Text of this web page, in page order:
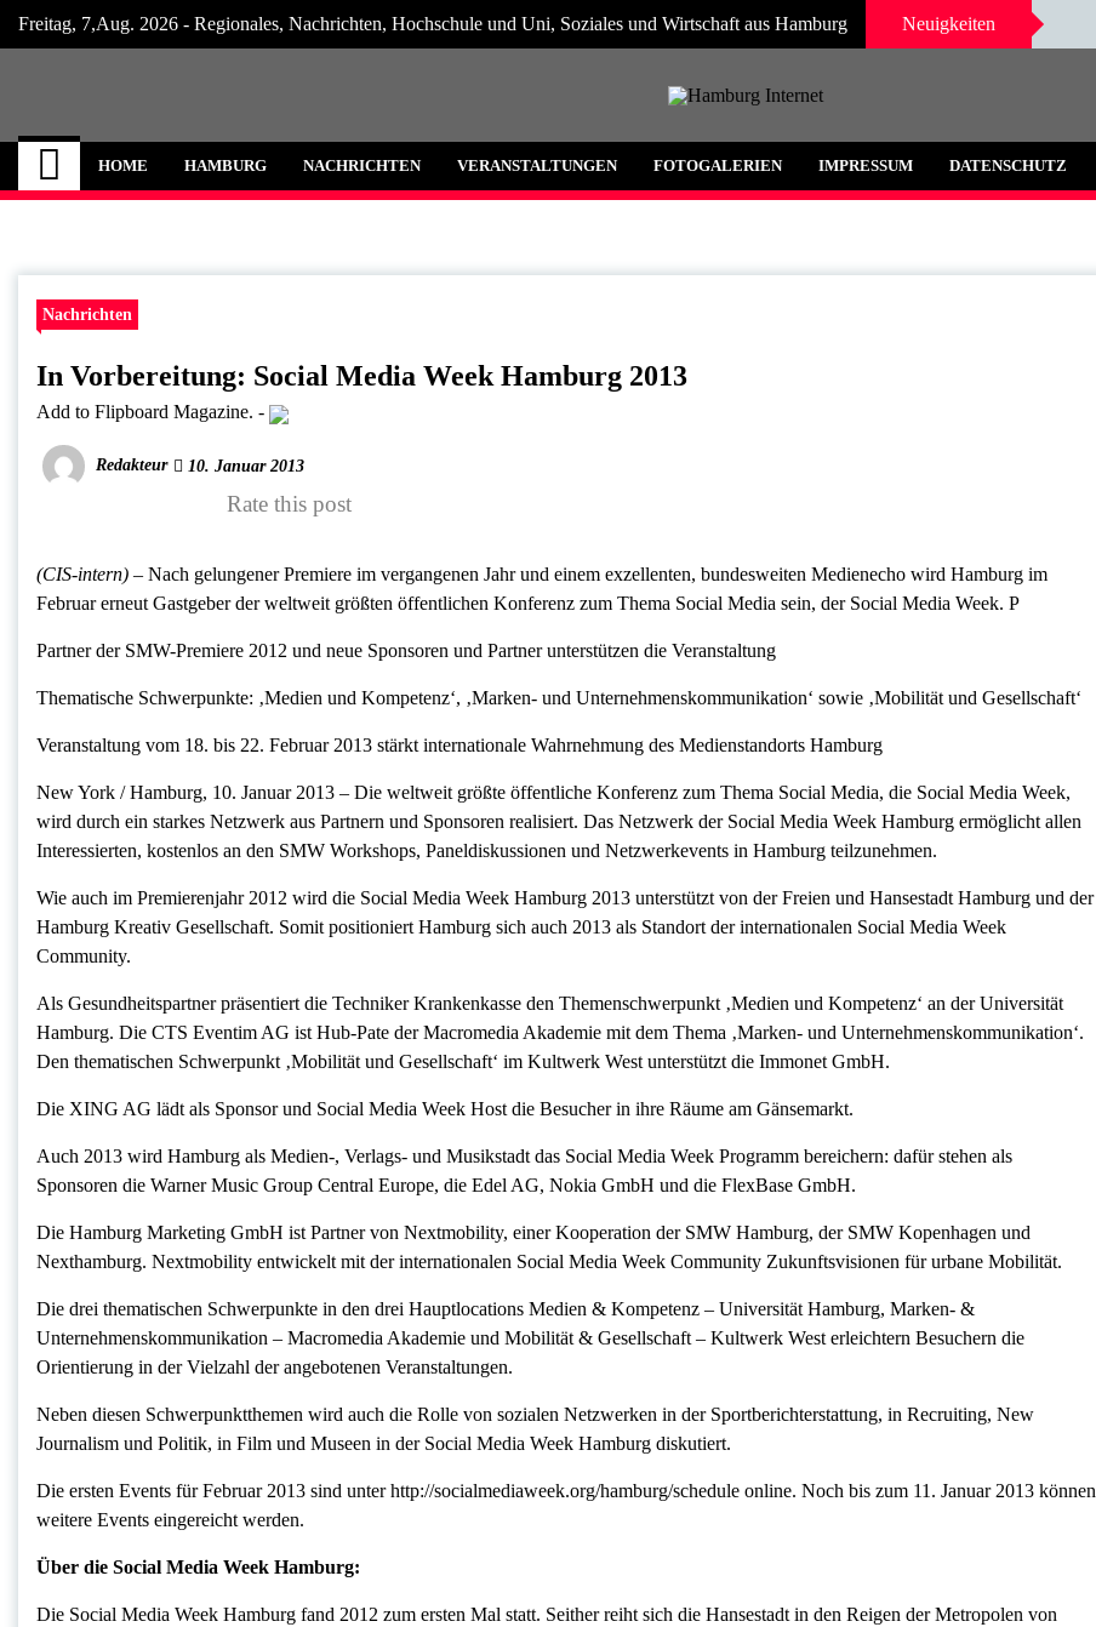
Skip
Freitag, 7,Aug. 2026 - Regionales, Nachrichten, Hochschule und Uni, Soziales und Wirtschaft aus Hamburg Neuigkeiten
Hamburg Internet
Neuigkeiten und Nachrichten aus Hamburg und Umgebung
HOME HAMBURG NACHRICHTEN VERANSTALTUNGEN FOTOGALERIEN IMPRESSUM DATENSCHUTZ
Nachrichten
In Vorbereitung: Social Media Week Hamburg 2013
Add to Flipboard Magazine. -
Redakteur 10. Januar 2013
Rate this post
(CIS-intern) – Nach gelungener Premiere im vergangenen Jahr und einem exzellenten, bundesweiten Medienecho wird Hamburg im
Februar erneut Gastgeber der weltweit größten öffentlichen Konferenz zum Thema Social Media sein, der Social Media Week. P
Partner der SMW-Premiere 2012 und neue Sponsoren und Partner unterstützen die Veranstaltung
Thematische Schwerpunkte: ‚Medien und Kompetenz‘, ‚Marken- und Unternehmenskommunikation‘ sowie ‚Mobilität und Gesellschaft‘
Veranstaltung vom 18. bis 22. Februar 2013 stärkt internationale Wahrnehmung des Medienstandorts Hamburg
New York / Hamburg, 10. Januar 2013 – Die weltweit größte öffentliche Konferenz zum Thema Social Media, die Social Media Week,
wird durch ein starkes Netzwerk aus Partnern und Sponsoren realisiert. Das Netzwerk der Social Media Week Hamburg ermöglicht allen
Interessierten, kostenlos an den SMW Workshops, Paneldiskussionen und Netzwerkevents in Hamburg teilzunehmen.
Wie auch im Premierenjahr 2012 wird die Social Media Week Hamburg 2013 unterstützt von der Freien und Hansestadt Hamburg und der
Hamburg Kreativ Gesellschaft. Somit positioniert Hamburg sich auch 2013 als Standort der internationalen Social Media Week
Community.
Als Gesundheitspartner präsentiert die Techniker Krankenkasse den Themenschwerpunkt ‚Medien und Kompetenz‘ an der Universität
Hamburg. Die CTS Eventim AG ist Hub-Pate der Macromedia Akademie mit dem Thema ‚Marken- und Unternehmenskommunikation‘.
Den thematischen Schwerpunkt ‚Mobilität und Gesellschaft‘ im Kultwerk West unterstützt die Immonet GmbH.
Die XING AG lädt als Sponsor und Social Media Week Host die Besucher in ihre Räume am Gänsemarkt.
Auch 2013 wird Hamburg als Medien-, Verlags- und Musikstadt das Social Media Week Programm bereichern: dafür stehen als
Sponsoren die Warner Music Group Central Europe, die Edel AG, Nokia GmbH und die FlexBase GmbH.
Die Hamburg Marketing GmbH ist Partner von Nextmobility, einer Kooperation der SMW Hamburg, der SMW Kopenhagen und
Nexthamburg. Nextmobility entwickelt mit der internationalen Social Media Week Community Zukunftsvisionen für urbane Mobilität.
Die drei thematischen Schwerpunkte in den drei Hauptlocations Medien & Kompetenz – Universität Hamburg, Marken- &
Unternehmenskommunikation – Macromedia Akademie und Mobilität & Gesellschaft – Kultwerk West erleichtern Besuchern die
Orientierung in der Vielzahl der angebotenen Veranstaltungen.
Neben diesen Schwerpunktthemen wird auch die Rolle von sozialen Netzwerken in der Sportberichterstattung, in Recruiting, New
Journalism und Politik, in Film und Museen in der Social Media Week Hamburg diskutiert.
Die ersten Events für Februar 2013 sind unter http://socialmediaweek.org/hamburg/schedule online. Noch bis zum 11. Januar 2013 können
weitere Events eingereicht werden.
Über die Social Media Week Hamburg:
Die Social Media Week Hamburg fand 2012 zum ersten Mal statt. Seither reiht sich die Hansestadt in den Reigen der Metropolen von